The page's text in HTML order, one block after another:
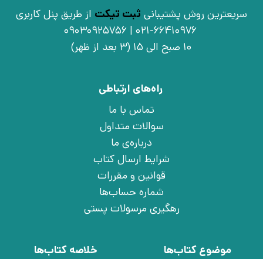
سریعترین روش پشتیبانی ثبت تیکت از طریق پنل کاربری
021-66410976 | 09030925756
10 صبح الی 15 (3 بعد از ظهر)
راه‌های ارتباطی
تماس با ما
سوالات متداول
درباره‌ی ما
شرایط ارسال کتاب
قوانین و مقررات
شماره حساب‌ها
رهگیری مرسولات پستی
موضوع کتاب‌ها
خلاصه کتاب‌ها